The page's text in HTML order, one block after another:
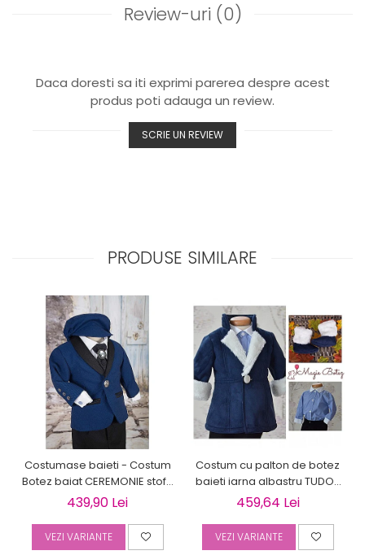
Review-uri (0)
Daca doresti sa iti exprimi parerea despre acest
produs poti adauga un review.
SCRIE UN REVIEW
PRODUSE SIMILARE
Costumase baieti - Costum
Botez baiat CEREMONIE stofa
albastra, 6 piese
439,90 Lei
VEZI VARIANTE
Costum cu palton de botez
baieti iarna albastru TUDOR
cu cojocel 4 piese
459,64 Lei
VEZI VARIANTE